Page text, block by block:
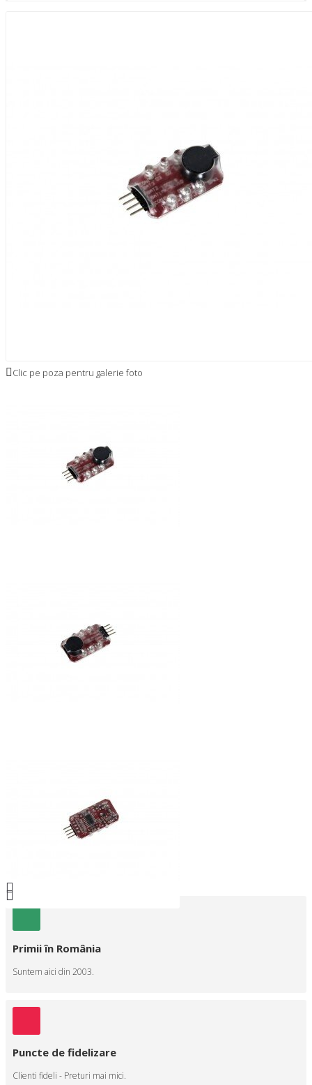
Clic pe poza pentru galerie foto
Primii în România
Suntem aici din 2003.
Puncte de fidelizare
Clienti fideli - Preturi mai mici.